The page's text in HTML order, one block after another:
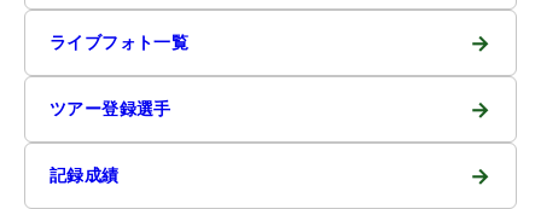
ライブフォト一覧 →
ツアー登録選手 →
記録成績 →